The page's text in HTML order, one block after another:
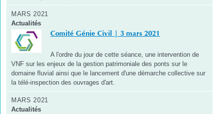
MARS 2021
Actualités
Comité Génie Civil | 3 mars 2021
A l'ordre du jour de cette séance, une intervention de
VNF sur les enjeux de la gestion patrimoniale des ponts sur le
domaine fluvial ainsi que le lancement d'une démarche collective sur
la télé-inspection des ouvrages d'art.
MARS 2021
Actualités